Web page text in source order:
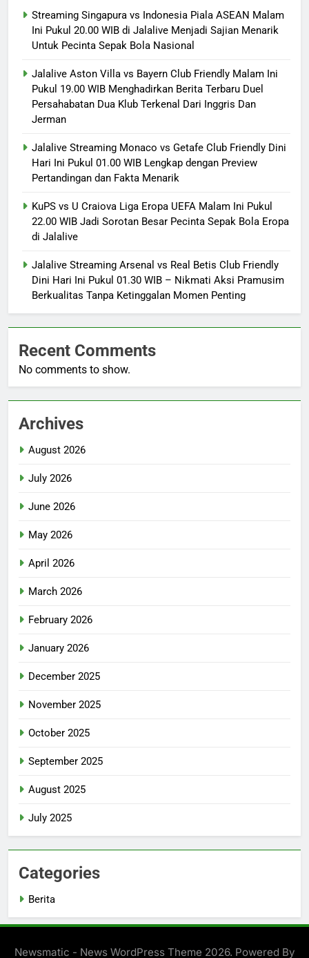
Streaming Singapura vs Indonesia Piala ASEAN Malam
Ini Pukul 20.00 WIB di Jalalive Menjadi Sajian Menarik
Untuk Pecinta Sepak Bola Nasional
Jalalive Aston Villa vs Bayern Club Friendly Malam Ini
Pukul 19.00 WIB Menghadirkan Berita Terbaru Duel
Persahabatan Dua Klub Terkenal Dari Inggris Dan
Jerman
Jalalive Streaming Monaco vs Getafe Club Friendly Dini
Hari Ini Pukul 01.00 WIB Lengkap dengan Preview
Pertandingan dan Fakta Menarik
KuPS vs U Craiova Liga Eropa UEFA Malam Ini Pukul
22.00 WIB Jadi Sorotan Besar Pecinta Sepak Bola Eropa
di Jalalive
Jalalive Streaming Arsenal vs Real Betis Club Friendly
Dini Hari Ini Pukul 01.30 WIB – Nikmati Aksi Pramusim
Berkualitas Tanpa Ketinggalan Momen Penting
Recent Comments
No comments to show.
Archives
August 2026
July 2026
June 2026
May 2026
April 2026
March 2026
February 2026
January 2026
December 2025
November 2025
October 2025
September 2025
August 2025
July 2025
Categories
Berita
Newsmatic - News WordPress Theme 2026. Powered By